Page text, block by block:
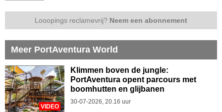
Looopings reclamevrij? Neem een abonnement
Meer PortAventura World
VIDEO
Klimmen boven de jungle:
PortAventura opent parcours met
boomhutten en glijbanen
30-07-2026, 20.16 uur